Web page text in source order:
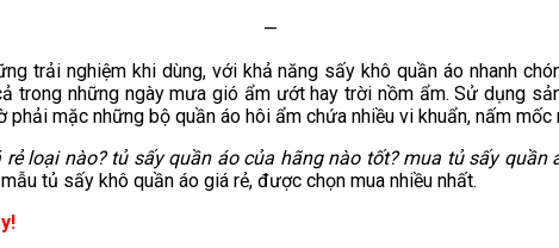
—
trải nghiệm khi dùng, với khả năng sấy khô quần áo nhanh
trong những ngày mưa gió ẩm ướt hay trời nồm ẩm. Sử dụng
mặc những bộ quần áo hôi ẩm chứa nhiều vi khuẩn, nấm mốc
loại nào? tủ sấy quần áo của hãng nào tốt? mua tủ sấy
tủ sấy khô quần áo giá rẻ, được chọn mua nhiều nhất.